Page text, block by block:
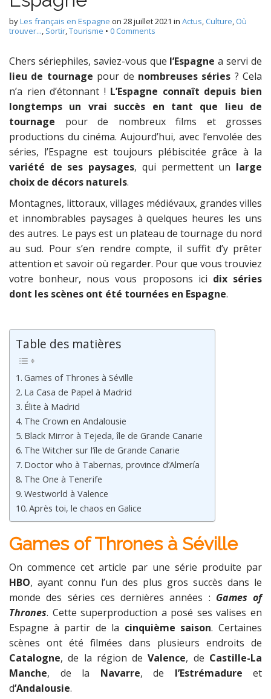
byLes français en Espagne on 28 juillet 2021 in Actus, Culture, Où
trouver..., Sortir,Tourisme • 0 Comments
Chers sériephiles, saviez-vous que l’Espagne a servi de
lieu de tournage pour de nombreuses séries ? Cela
n’a rien d’étonnant ! L’Espagne connaît depuis bien
longtemps un vrai succès en tant que lieu de
tournage pour de nombreux films et grosses
productions du cinéma. Aujourd’hui, avec l‘envolée des
séries, l’Espagne est toujours plébiscitée grâce à la
variété de ses paysages, qui permettent un large
choix de décors naturels.
Montagnes, littoraux, villages médiévaux, grandes villes
et innombrables paysages à quelques heures les uns
des autres. Le pays est un plateau de tournage du nord
au sud. Pour s’en rendre compte, il suffit d’y prêter
attention et savoir où regarder. Pour que vous trouviez
votre bonheur, nous vous proposons ici dix séries
dont les scènes ont été tournées en Espagne.
Table des matières
Games of Thrones à Séville
La Casa de Papel à Madrid
Élite à Madrid
The Crown en Andalousie
Black Mirror à Tejeda, île de Grande Canarie
The Witcher sur l’île de Grande Canarie
Doctor who à Tabernas, province d’Almería
The One à Tenerife
Westworld à Valence
Après toi, le chaos en Galice
Games of Thrones à Séville
On commence cet article par une série produite par
HBO, ayant connu l’un des plus gros succès dans le
monde des séries ces dernières années : Games of
Thrones. Cette superproduction a posé ses valises en
Espagne à partir de la cinquième saison. Certaines
scènes ont été filmées dans plusieurs endroits de
Catalogne, de la région deValence, de Castille-La
Manche, de la Navarre, de l’Estrémadure et
d’Andalousie.